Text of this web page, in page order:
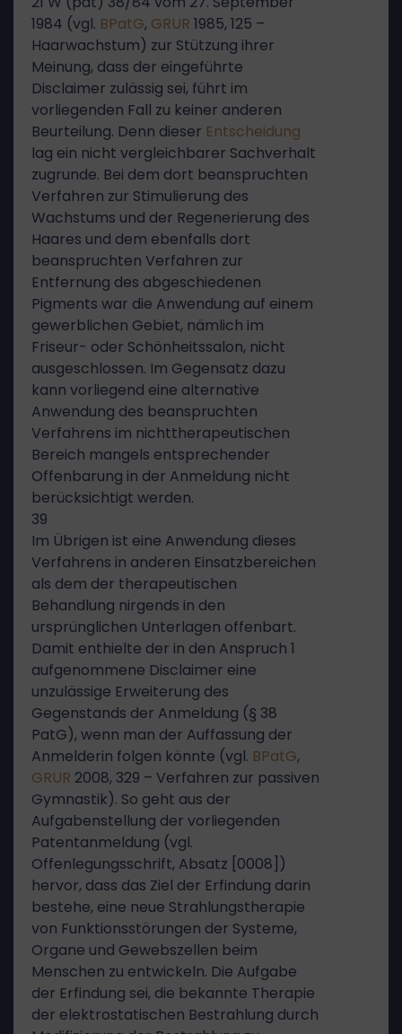
1984 (vgl. BPatG, GRUR 1985, 125 –
Haarwachstum) zur Stützung ihrer
Meinung, dass der eingeführte
Disclaimer zulässig sei, führt im
vorliegenden Fall zu keiner anderen
Beurteilung. Denn dieser Entscheidung
lag ein nicht vergleichbarer Sachverhalt
zugrunde. Bei dem dort beanspruchten
Verfahren zur Stimulierung des
Wachstums und der Regenerierung des
Haares und dem ebenfalls dort
beanspruchten Verfahren zur
Entfernung des abgeschiedenen
Pigments war die Anwendung auf einem
gewerblichen Gebiet, nämlich im
Friseur- oder Schönheitssalon, nicht
ausgeschlossen. Im Gegensatz dazu
kann vorliegend eine alternative
Anwendung des beanspruchten
Verfahrens im nichttherapeutischen
Bereich mangels entsprechender
Offenbarung in der Anmeldung nicht
berücksichtigt werden.
39
Im Übrigen ist eine Anwendung dieses
Verfahrens in anderen Einsatzbereichen
als dem der therapeutischen
Behandlung nirgends in den
ursprünglichen Unterlagen offenbart.
Damit enthielte der in den Anspruch 1
aufgenommene Disclaimer eine
unzulässige Erweiterung des
Gegenstands der Anmeldung (§ 38
PatG), wenn man der Auffassung der
Anmelderin folgen könnte (vgl. BPatG,
GRUR 2008, 329 – Verfahren zur passiven
Gymnastik). So geht aus der
Aufgabenstellung der vorliegenden
Patentanmeldung (vgl.
Offenlegungsschrift, Absatz [0008])
hervor, dass das Ziel der Erfindung darin
bestehe, eine neue Strahlungstherapie
von Funktionsstörungen der Systeme,
Organe und Gewebszellen beim
Menschen zu entwickeln. Die Aufgabe
der Erfindung sei, die bekannte Therapie
der elektrostatischen Bestrahlung durch